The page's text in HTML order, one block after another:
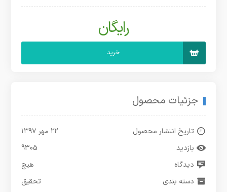
رایگان
خرید
جزئیات محصول
تاریخ انتشار محصول
۲۲ مهر ۱۳۹۷
بازدید
9305
دیدگاه
هیچ
دسته بندی
تحقیق